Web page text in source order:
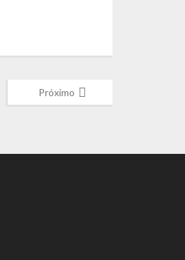
Próximo